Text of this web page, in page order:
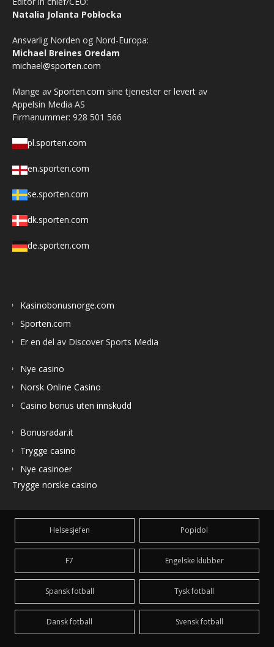
Natalia Jolanta Pobłocka
Ansvarlig Norden og Nord-Europa:
Michael Breines Oredam
michael@sporten.com
Mange av Sporten.com sine tjenester er levert av
Appelsin Media AS
Firmanummer: 928 501 566
pl.sporten.com
en.sporten.com
se.sporten.com
dk.sporten.com
de.sporten.com
Kasinobonusnorge.com
Sporten.com
Er en del av Discover Sports Media
Nye casino
Norsk Online Casino
Casino bonus uten innskudd
Bonusradar.it
Trygge casino
Nye casinoer
Trygge norske casino
Helsesjefen Popidol
F7 Engelske klubber
Spansk fotball Tysk fotball
Dansk fotball Svensk fotball